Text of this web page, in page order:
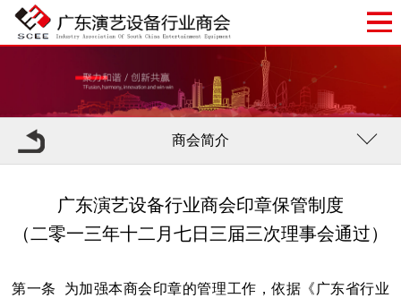
商会简介
广东演艺设备行业商会印章保管制度
（二零一三年十二月七日三届三次理事会通过）
第一条 为加强本商会印章的管理工作，依据《广东省行业